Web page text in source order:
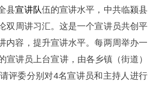
县宣讲队伍的宣讲水平，中共临颍县
双周讲习汇。这是一个宣讲员共创平
内容，提升宣讲水平。每两周举办一
讲员上台宣讲，由各乡镇（街道）
评委分别对4名宣讲员和主持人进行